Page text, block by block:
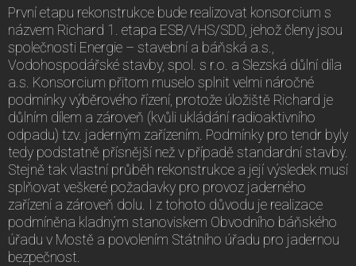
První etapu rekonstrukce bude realizovat konsorcium s
názvem Richard 1. etapa ESB/VHS/SDD, jehož členy jsou
společnosti Energie – stavební a báňská a.s.,
Vodohospodářské stavby, spol. s r.o. a Slezská důlní díla
a.s. Konsorcium přitom muselo splnit velmi náročné
podmínky výběrového řízení, protože úložiště Richard je
důlním dílem a zároveň (kvůli ukládání radioaktivního
odpadu) tzv. jaderným zařízením. Podmínky pro tendr byly
tedy podstatně přísnější než v případě standardní stavby.
Stejně tak vlastní průběh rekonstrukce a její výsledek musí
splňovat veškeré požadavky pro provoz jaderného
zařízení a zároveň dolu. I z tohoto důvodu je realizace
podmíněna kladným stanoviskem Obvodního báňského
úřadu v Mostě a povolením Státního úřadu pro jadernou
bezpečnost.